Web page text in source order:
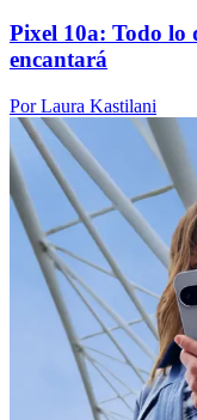
Pixel 10a: Todo lo
encantará
Por Laura Kastilani